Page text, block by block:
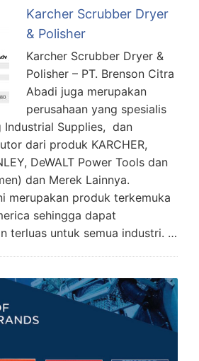
Karcher Scrubber Dryer
& Polisher
Karcher Scrubber Dryer &
Polisher – PT. Brenson Citra
Abadi juga merupakan
perusahaan yang spesialis
Industrial Supplies, dan
dari produk KARCHER,
DeWALT Power Tools dan
dan Merek Lainnya.
merupakan produk terkemuka
sehingga dapat
terluas untuk semua industri. …